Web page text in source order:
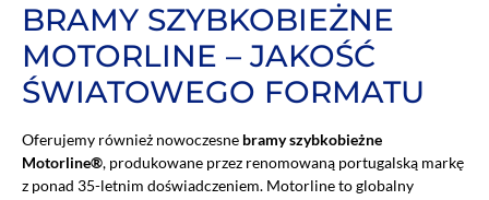
BRAMY SZYBKOBIEŻNE
MOTORLINE – JAKOŚĆ
ŚWIATOWEGO FORMATU
Oferujemy również nowoczesne bramy szybkobieżne
Motorline®, produkowane przez renomowaną portugalską markę
z ponad 35-letnim doświadczeniem. Motorline to globalny